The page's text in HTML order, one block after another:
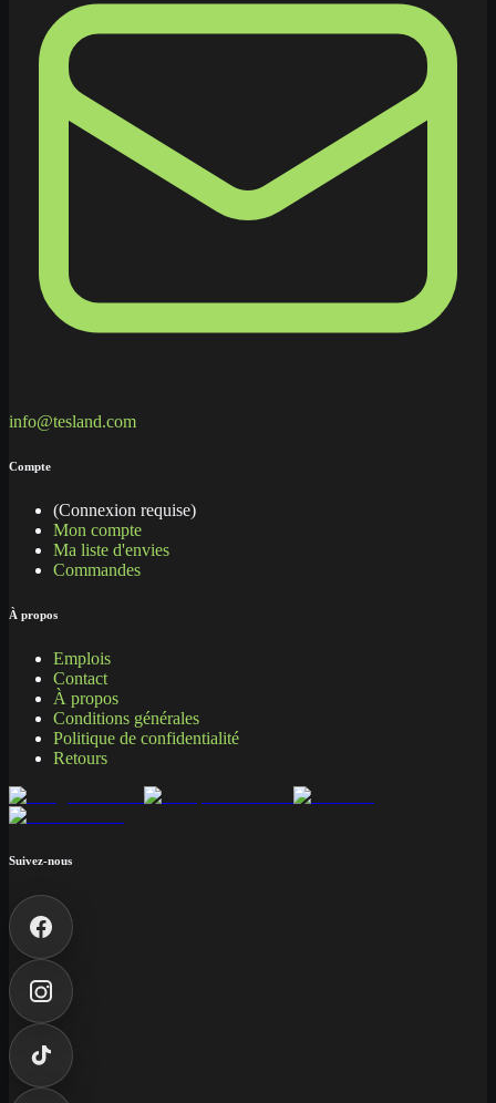
info@tesland.com
Compte
(Connexion requise)
Mon compte
Ma liste d'envies
Commandes
À propos
Emplois
Contact
À propos
Conditions générales
Politique de confidentialité
Retours
Suivez-nous